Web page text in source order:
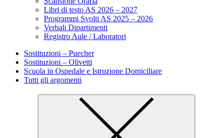
Libri di testo AS 2026 – 2027
Programmi Svolti AS 2025 – 2026
Verbali Dipartimenti
Registro Aule / Laboratori
Sostituzioni – Puecher
Sostituzioni – Olivetti
Scuola in Ospedale e Istruzione Domiciliare
Tutti gli argomenti